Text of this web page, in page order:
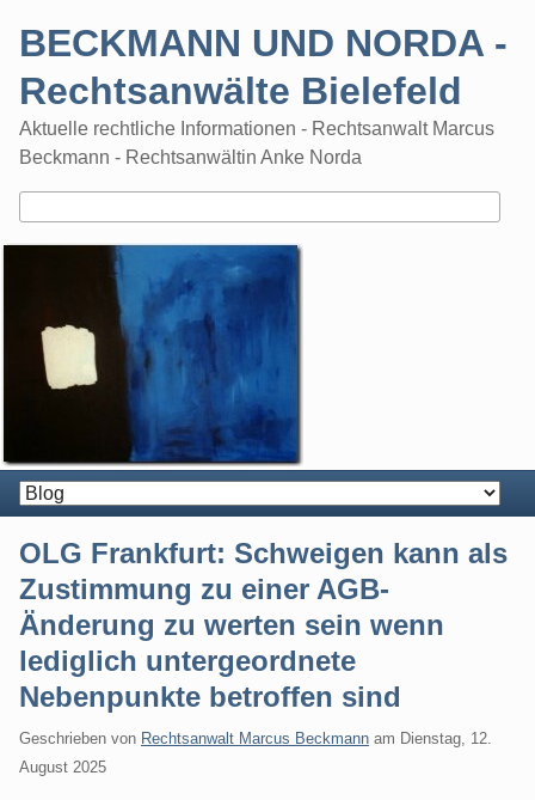
BECKMANN UND NORDA -
Rechtsanwälte Bielefeld
Aktuelle rechtliche Informationen - Rechtsanwalt Marcus
Beckmann - Rechtsanwältin Anke Norda
OLG Frankfurt: Schweigen kann als
Zustimmung zu einer AGB-
Änderung zu werten sein wenn
lediglich untergeordnete
Nebenpunkte betroffen sind
Geschrieben von Rechtsanwalt Marcus Beckmann am Dienstag, 12.
August 2025